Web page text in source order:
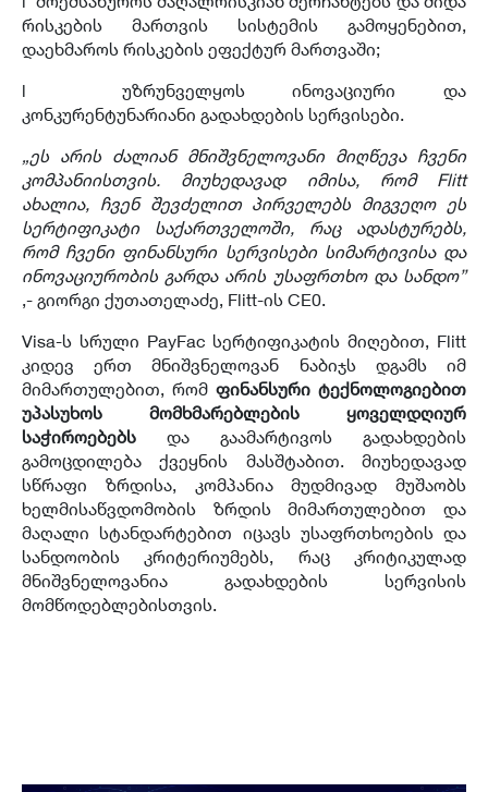
რისკების მართვის სისტემის გამოყენებით,
დაეხმაროს რისკების ეფექტურ მართვაში;
l უზრუნველყოს ინოვაციური და
კონკურენტუნარიანი გადახდების სერვისები.
„ეს არის ძალიან მნიშვნელოვანი მიღწევა ჩვენი
კომპანიისთვის. მიუხედავად იმისა, რომ Flitt
ახალია, ჩვენ შევძელით პირველებს მიგვეღო ეს
სერტიფიკატი საქართველოში, რაც
ადასტურებს,
რომ ჩვენი ფინანსური სერვისები სიმარტივისა და
ინოვაციურობის გარდა არის უსაფრთხო და სანდო”
,- გიორგი ქუთათელაძე, Flitt-ის CE0.
Visa-ს სრული PayFac სერტიფიკატის მიღებით, Flitt
კიდევ ერთ მნიშვნელოვან ნაბიჯს დგამს იმ
მიმართულებით, რომ ფინანსური ტექნოლოგიებით
უპასუხოს მომხმარებლების ყოველდღიურ
საჭიროებებს და გაამარტივოს გადახდების
გამოცდილება ქვეყნის მასშტაბით. მიუხედავად
სწრაფი ზრდისა, კომპანია მუდმივად მუშაობს
ხელმისაწვდომობის ზრდის მიმართულებით და
მაღალი სტანდარტებით იცავს უსაფრთხოების და
სანდოობის კრიტერიუმებს, რაც კრიტიკულად
მნიშვნელოვანია გადახდების სერვისის
მომწოდებლებისთვის.